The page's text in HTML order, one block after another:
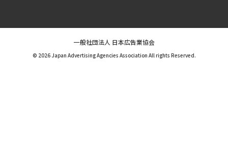
一般社団法人 日本広告業協会
© 2026 Japan Advertising Agencies Association All rights Reserved.